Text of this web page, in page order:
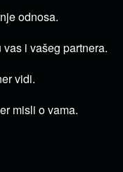
odnosa.
i vašeg partnera.
vidi.
misli o vama.